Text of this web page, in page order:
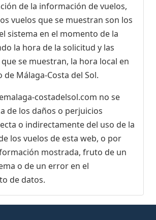
de la información de vuelos,
vuelos que se muestran son los
sistema en el momento de la
la hora de la solicitud y las
se muestran, la hora local en
Málaga-Costa del Sol.
costadelsol.com no se
de los daños o perjuicios
o indirectamente del uso de la
los vuelos de esta web, o por
mostrada, fruto de un
o de un error en el
de datos.